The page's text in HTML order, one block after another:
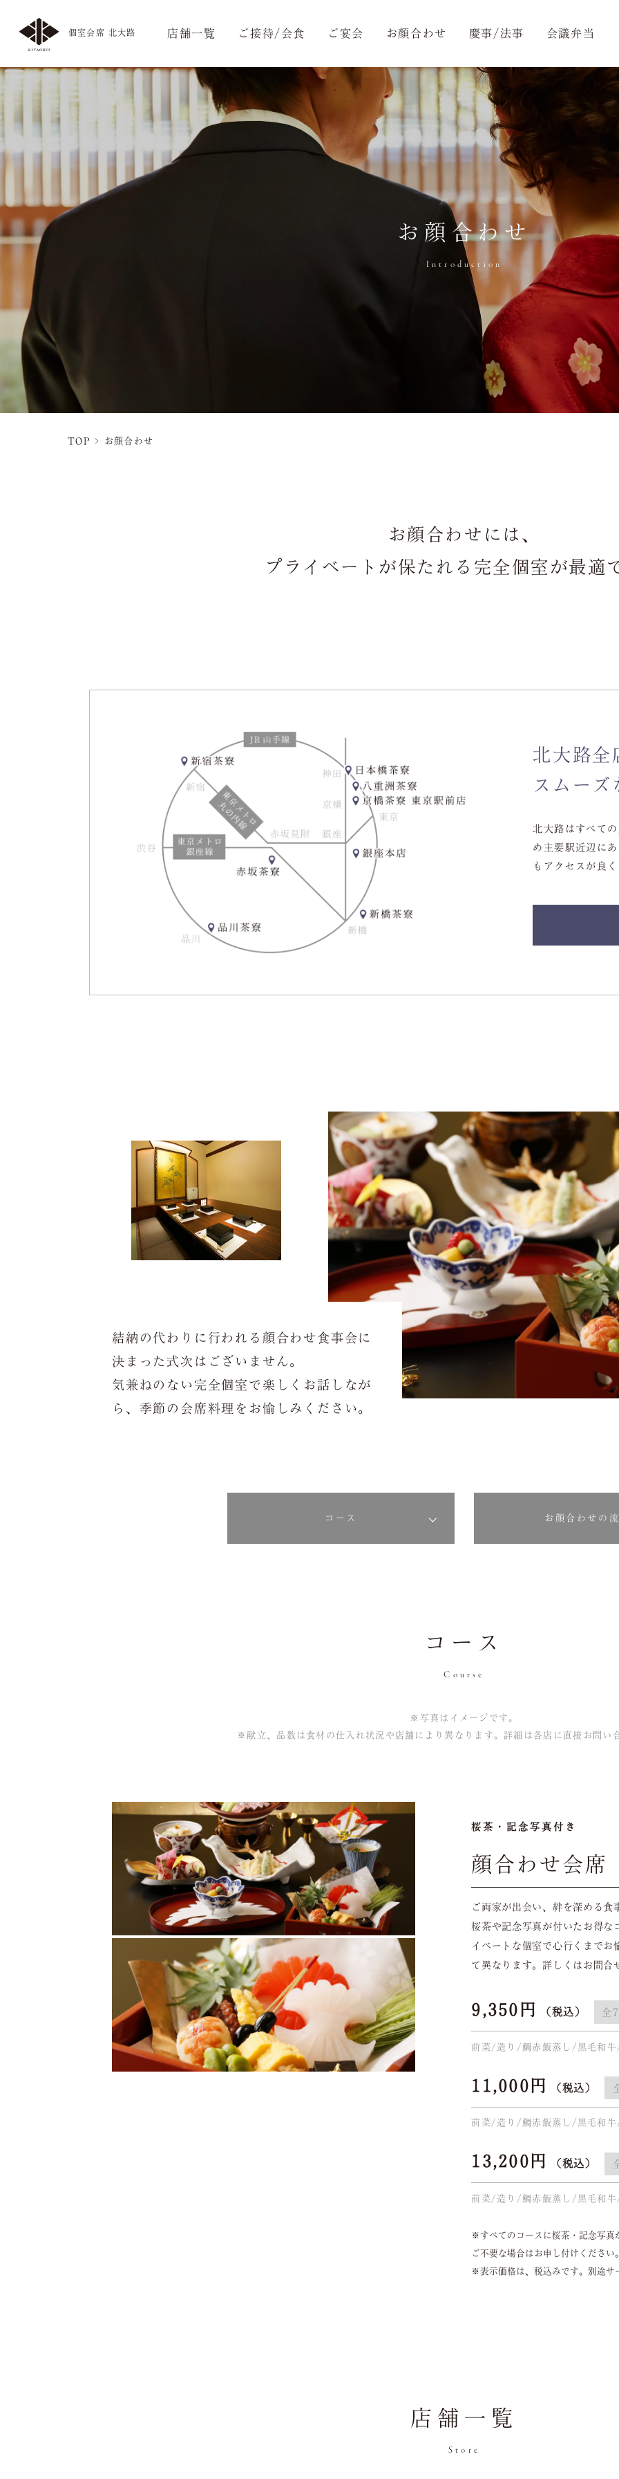
個室会席 北大路 店舗一覧 ご接待/会食 ご宴会 お顔合わせ 慶事/法事 会議弁当
トップ
お顔合わせ
Introduction
TOP > お顔合わせ
お顔合わせには、
プライベートが保たれる完全個室が最適
北大路全
スムー
北大路はすべて
め主要駅近辺に
もアクセスが良
結納の代わりに行われる顔合わせ食事会に
決まった式次はございません。
気兼ねのない完全個室で楽しくお話しなが
ら、季節の会席料理をお愉しみください。
コース お顔合わせの
コース
Course
※写真はイメージです。
※献立、品数は食材の仕入れ状況や店舗により異なります。詳細は各店に直接お問い
桜茶・記念写真付き
顔合わせ会席
ご両家が出会い、絆を深める
桜茶や記念写真が付いたお得な
イベートな個室で心行くまでお
て異なります。詳しくはお問合
9,350円 （税込） 全
前菜/造り/鯛赤飯蒸し/黒毛和
11,000円 （税込）
前菜/造り/鯛赤飯蒸し/黒毛和
13,200円 （税込）
前菜/造り/鯛赤飯蒸し/黒毛和
※すべてのコースに桜茶・記念写真
ご不要な場合はお申し付けください
※表示価格は、税込みです。別途サ
店舗一覧
Store